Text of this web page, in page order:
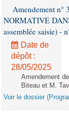
Amendement
NORMATIVE
assemblée saisie) -
Date de
dépôt :
28/05/2025
Amendement
Biteau et M.
Voir le dossier